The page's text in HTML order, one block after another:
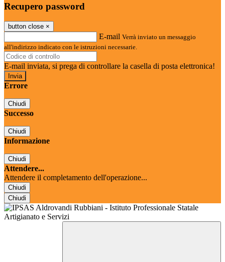
Recupero password
button close ×
E-mail Verrà inviato un messaggio
all'indirizzo indicato con le istruzioni necessarie.
E-mail inviata, si prega di controllare la casella di posta elettronica!
Errore
Chiudi
Successo
Chiudi
Informazione
Chiudi
Attendere...
Attendere il completamento dell'operazione...
Chiudi
Chiudi